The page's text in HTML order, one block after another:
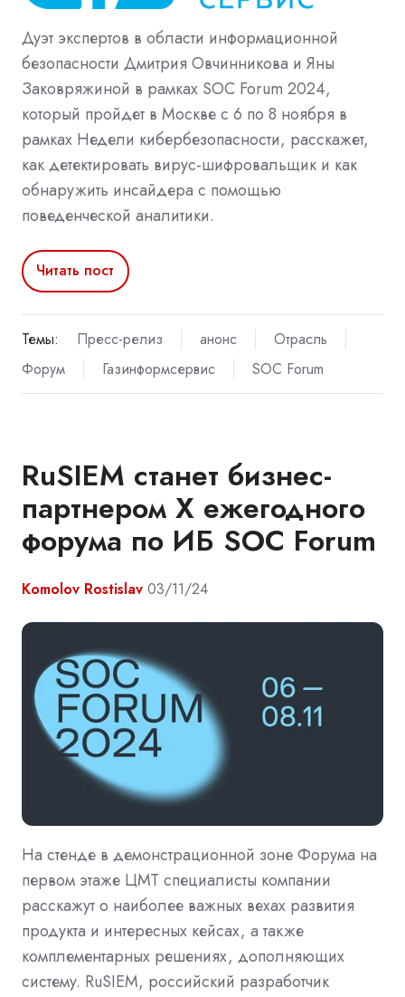
Дуэт экспертов в области информационной
безопасности Дмитрия Овчинникова и Яны
Заковряжиной в рамках SOC Forum 2024,
который пройдет в Москве с 6 по 8 ноября в
рамках Недели кибербезопасности, расскажет,
как детектировать вирус-шифровальщик и как
обнаружить инсайдера с помощью
поведенческой аналитики.
Читать пост
Темы: Пресс-релиз анонс
Отрасль
Форум
Газинформсервис SOC Forum
RuSIEM станет бизнес-
партнером X ежегодного
форума по ИБ SOC Forum
Komolov Rostislav 03/11/24
На стенде в демонстрационной зоне Форума на
первом этаже ЦМТ специалисты компании
расскажут о наиболее важных вехах развития
продукта и интересных кейсах, а также
комплементарных решениях, дополняющих
систему. RuSIEM, российский разработчик